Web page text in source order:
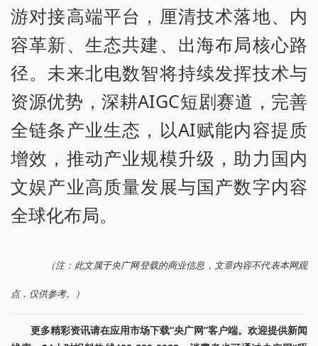
游对接高端平台，厘清技术落地、内
容革新、生态共建、出海布局核心路
径。未来北电数智将持续发挥技术与
资源优势，深耕AIGC短剧赛道，完善
全链条产业生态，以AI赋能内容提质
增效，推动产业规模升级，助力国内
文娱产业高质量发展与国产数字内容
全球化布局。
（注：此文属于央广网登载的商业信息，文章内容不代表本网观
点，仅供参考。）
更多精彩资讯请在应用市场下载“央广网”客户端。欢迎提供新闻